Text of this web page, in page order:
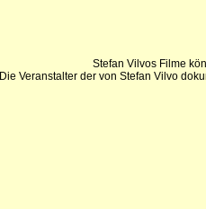
Stefan Vilvos Filme
Die Veranstalter der von Stefan Vilvo